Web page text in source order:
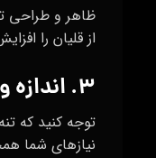
ظاهر و طراحی
از قلیان را
۳. اندازه و وزن:
توجه کنید که
نیازهای شما